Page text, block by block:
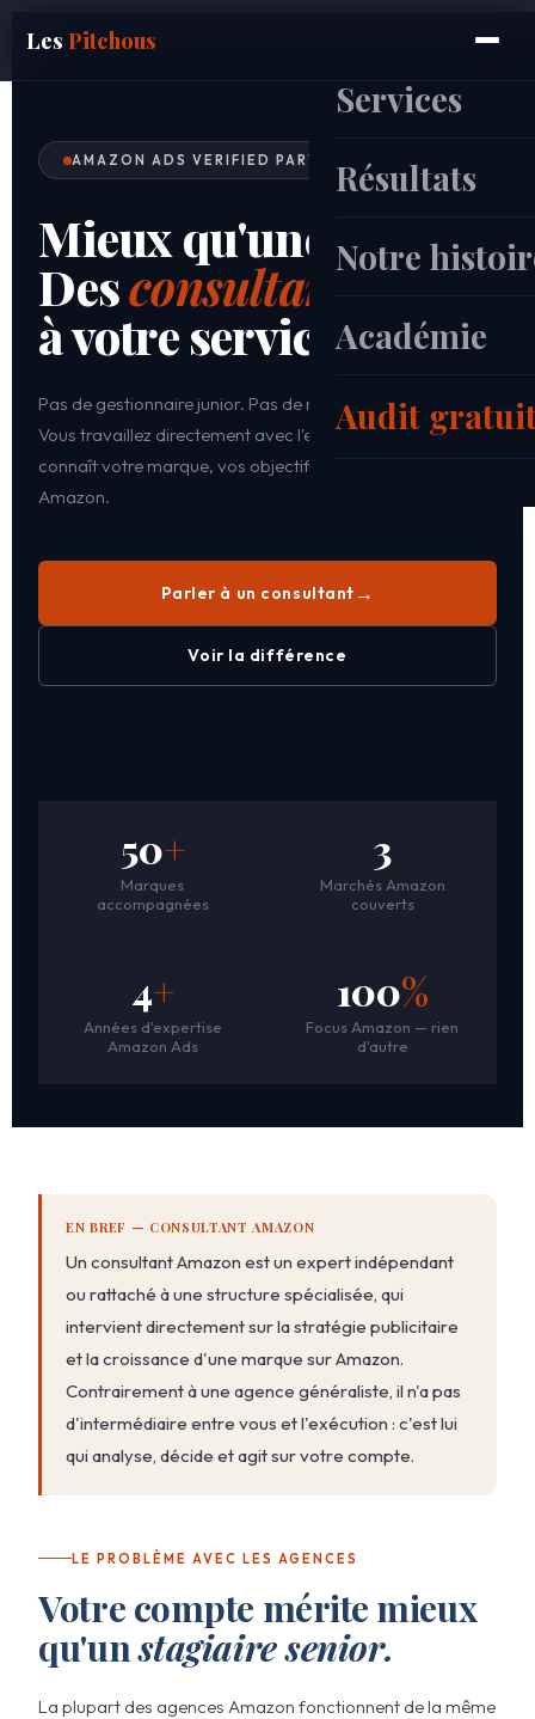
Les Pitchous
Services
Résultats
Notre
Académie
Audit
AMAZON ADS VERIFIED PARTNER
Mieux qu'une agence.
Desconsultants
à votre service.
Pas de gestionnaire junior. Pas de rotation de compte.
Vous travaillez directement avec l'expert certifié qui
connaît votre marque, vos objectifs et votre catégorie
Amazon.
Parler à un consultant
Voir la différence
50+
Marques
accompagnées
3
Marchés Amazon
couverts
4+
Années d'expertise
Amazon Ads
100%
Focus Amazon — rien
d'autre
EN BREF — CONSULTANT AMAZON
Un consultant Amazon est un expert indépendant
ou rattaché à une structure spécialisée, qui
intervient directement sur la stratégie publicitaire
et la croissance d'une marque sur Amazon.
Contrairement à une agence généraliste, il n'a pas
d'intermédiaire entre vous et l'exécution : c'est lui
qui analyse, décide et agit sur votre compte.
LE PROBLÈME AVEC LES AGENCES
Votre compte mérite mieux
qu'unstagiaire senior.
La plupart des agences Amazon fonctionnent de la même